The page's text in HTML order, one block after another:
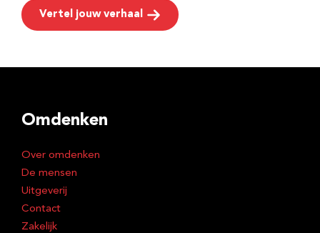
Vertel jouw verhaal
Omdenken
Over omdenken
De mensen
Uitgeverij
Contact
Zakelijk